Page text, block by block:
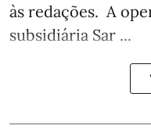
às redações. A
subsidiária Sar ...